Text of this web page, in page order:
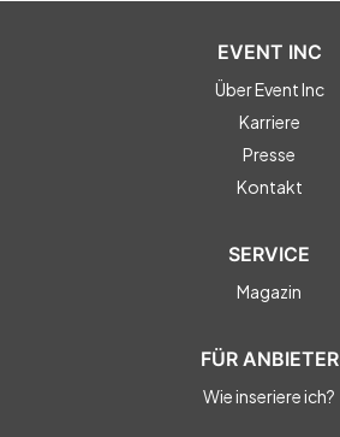
EVENT INC
Über Event Inc
Karriere
Presse
Kontakt
SERVICE
Magazin
FÜR ANBIETER
Wie inseriere ich?